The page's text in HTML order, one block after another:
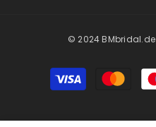
© 2024 BMbridal.de